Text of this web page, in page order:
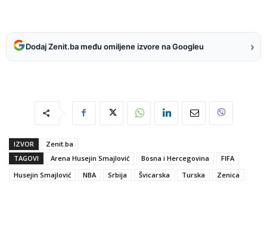
Dodaj Zenit.ba među omiljene izvore na Googleu ›
IZVOR
Zenit.ba
TAGOVI
Arena Husejin Smajlović Bosna i Hercegovina
FIFA
Husejin Smajlović
NBA Srbija Švicarska Turska Zenica